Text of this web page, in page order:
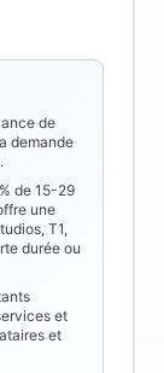
de
demande
de 15-29
une
T1,
durée ou
et
et